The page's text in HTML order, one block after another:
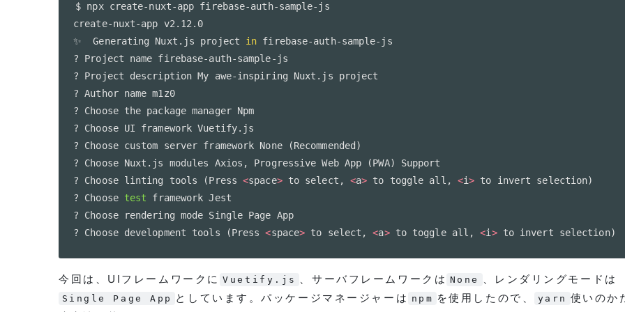
$ npx create-nuxt-app firebase-auth-sample-js
create-nuxt-app v2.12.0
✨  Generating Nuxt.js project in firebase-auth-sample-js
? Project name firebase-auth-sample-js
? Project description My awe-inspiring Nuxt.js project
? Author name m1z0
? Choose the package manager Npm
? Choose UI framework Vuetify.js
? Choose custom server framework None
(Recommended)
? Choose Nuxt.js modules Axios, Progressive Web App
(PWA)
Support
? Choose linting tools
(Press <space> to select, <a> to toggle all, <i> to invert selection)
? Choose test framework Jest
? Choose rendering mode Single Page App
? Choose development tools
(Press <space> to select, <a> to toggle all, <i > to invert selection)
今回は、UIフレームワークに Vuetify.js 、サーバフレームワークは None 、レンダリングモードは
Single Page App としています。パッケージマネージャーは npm を使用したので、 yarn 使いのか